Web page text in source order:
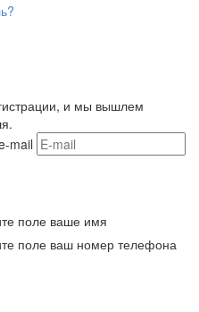
и мы вышлем
mail
поле ваше имя
поле ваш номер телефона